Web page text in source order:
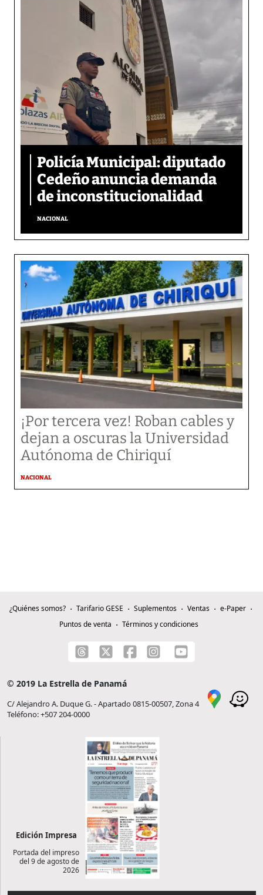
Policía Municipal: diputado
Cedeño anuncia demanda
de inconstitucionalidad
NACIONAL
¡Por tercera vez! Roban cables y
dejan a oscuras la Universidad
Autónoma de Chiriquí
NACIONAL
¿Quiénes somos? Tarifario GESE Suplementos Ventas
e-Paper
Puntos de venta
Términos y condiciones
© 2019 La Estrella de Panamá
C/ Alejandro A. Duque G. - Apartado 0815-00507, Zona 4
Teléfono: +507 204-0000
Edición Impresa
Portada del impreso
del 9 de agosto de
2026